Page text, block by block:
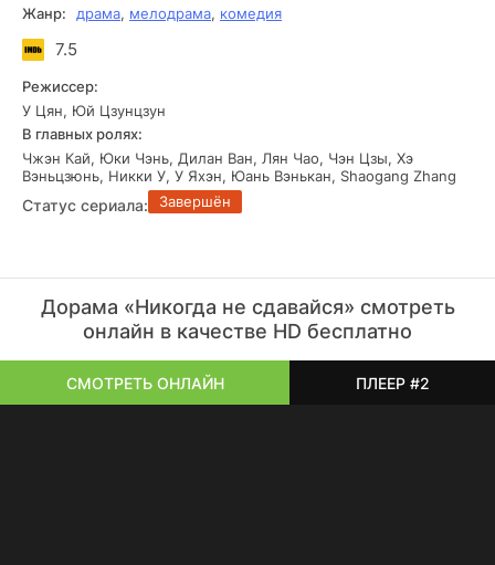
Жанр:
драма, мелодрама, комедия
7.5
Режиссер:
У Цян, Юй Цзунцзун
В главных ролях:
Чжэн Кай, Юки Чэнь, Дилан Ван, Лян Чао, Чэн Цзы, Хэ
Вэньцзюнь, Никки У, У Яхэн, Юань Вэнькан, Shaogang Zhang
Статус сериала: Завершён
Дорама «Никогда не сдавайся» смотреть
онлайн в качестве HD бесплатно
СМОТРЕТЬ ОНЛАЙН ПЛЕЕР #2